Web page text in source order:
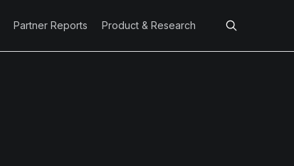
Partner Reports Product & Research